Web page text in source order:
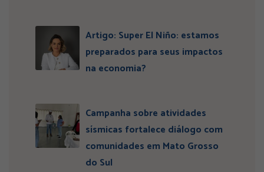
Artigo: Super El Niño: estamos
preparados para seus impactos
na economia?
Campanha sobre atividades
sísmicas fortalece diálogo com
comunidades em Mato Grosso
do Sul